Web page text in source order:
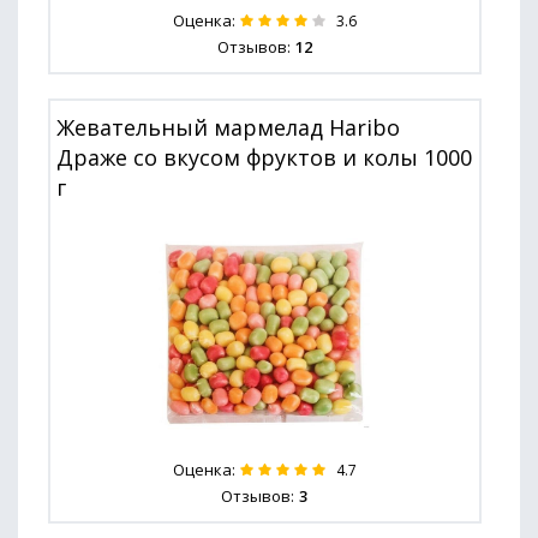
Оценка: 3.6
Отзывов: 12
Жевательный мармелад Haribo
Драже со вкусом фруктов и колы 1000
г
Оценка: 4.7
Отзывов: 3